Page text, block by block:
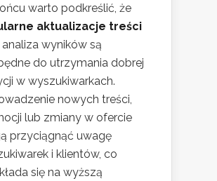
warto podkreślić, że
aktualizacje treści
wyników są
do utrzymania dobrej
w wyszukiwarkach.
nowych treści,
lub zmiany w ofercie
przyciągnąć uwagę
i klientów, co
się na wyższą